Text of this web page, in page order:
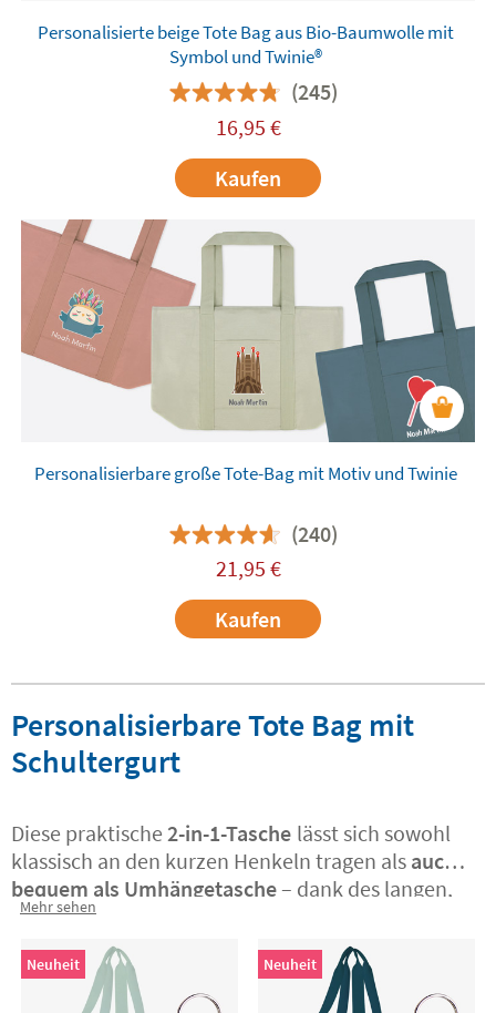
Personalisierte beige Tote Bag aus Bio-Baumwolle mit
Symbol und Twinie®️
(245)
16,95 €
Kaufen
Personalisierbare große Tote-Bag mit Motiv und Twinie
(240)
21,95 €
Kaufen
Personalisierbare Tote Bag mit
Schultergurt
Diese praktische 2-in-1-Tasche lässt sich sowohl
klassisch an den kurzen Henkeln tragen als auch
bequem als Umhängetasche– dank des langen,
verstellbaren Schultergurts. Das äußere Design
überzeugt mit stilvollen Prints. Im Inneren sorgen
mehrere Fächer, Trennwände und Schlaufen
dafür, dass alle Utensilien ordentlich verstaut sind
Mehr sehen
Neuheit Neuheit